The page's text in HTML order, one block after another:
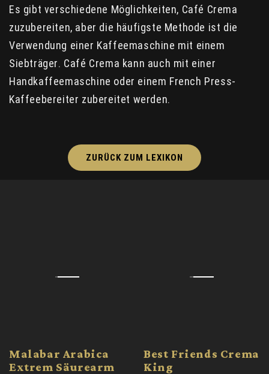
Es gibt verschiedene Möglichkeiten, Café Crema
zuzubereiten, aber die häufigste Methode ist die
Verwendung einer Kaffeemaschine mit einem
Siebträger. Café Crema kann auch mit einer
Handkaffeemaschine oder einem French Press-
Kaffeebereiter zubereitet werden.
ZURÜCK ZUM LEXIKON
Malabar Arabica
Extrem Säurearm
Best Friends Crema
King